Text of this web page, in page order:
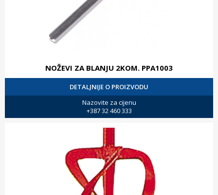
NOŽEVI ZA BLANJU 2KOM. PPA1003
DETALJNIJE O PROIZVODU
Nazovite za cijenu
+387 32 460 333